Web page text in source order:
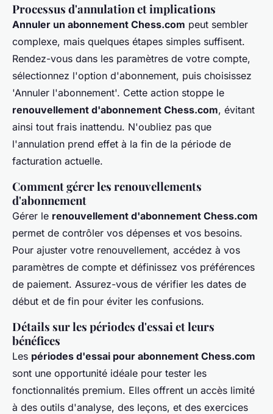
Processus d'annulation et implications
Annuler un abonnement Chess.com peut sembler
complexe, mais quelques étapes simples suffisent.
Rendez-vous dans les paramètres de votre compte,
sélectionnez l'option d'abonnement, puis choisissez
'Annuler l'abonnement'. Cette action stoppe le
renouvellement d'abonnement Chess.com, évitant
ainsi tout frais inattendu. N'oubliez pas que
l'annulation prend effet à la fin de la période de
facturation actuelle.
Comment gérer les renouvellements
d'abonnement
Gérer le renouvellement d'abonnement Chess.com
permet de contrôler vos dépenses et vos besoins.
Pour ajuster votre renouvellement, accédez à vos
paramètres de compte et définissez vos préférences
de paiement. Assurez-vous de vérifier les dates de
début et de fin pour éviter les confusions.
Détails sur les périodes d'essai et leurs
bénéfices
Les périodes d'essai pour abonnement Chess.com
sont une opportunité idéale pour tester les
fonctionnalités premium. Elles offrent un accès limité
à des outils d'analyse, des leçons, et des exercices